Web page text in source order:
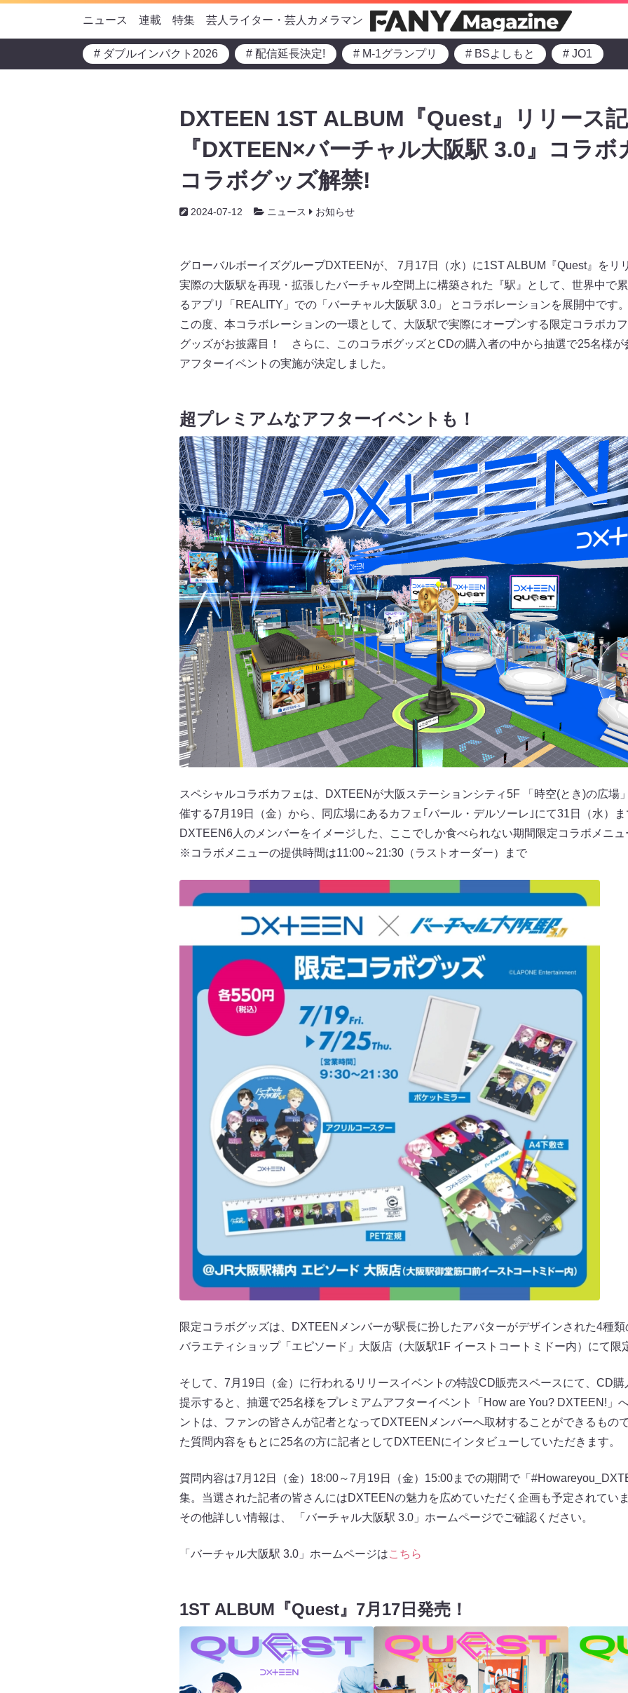
ニュース 連載 特集 芸人ライター・芸人カメラマン
# ダブルインパクト2026 # 配信延長決定! # M-1グランプリ # BSよしもと # JO1
DXTEEN 1ST ALBUM『Quest』リリース
『DXTEEN×バーチャル大阪駅 3.0』コラ
コラボグッズ解禁!
2024-07-12 ニュース お知らせ
グローバルボーイズグループDXTEENが、 7月17日（水）に1ST ALBUM『Quest』をリ
実際の大阪駅を再現・拡張したバーチャル空間上に構築された『駅』として、世界中で
るアプリ「REALITY」での「バーチャル大阪駅 3.0」 とコラボレーションを展開中です
この度、本コラボレーションの一環として、大阪駅で実際にオープンする限定コラボカ
グッズがお披露目！ さらに、このコラボグッズとCDの購入者の中から抽選で25名様が
アフターイベントの実施が決定しました。
超プレミアムなアフターイベントも！
スペシャルコラボカフェは、DXTEENが大阪ステーションシティ5F 「時空(とき)の広場
催する7月19日（金）から、同広場にあるカフェ｢バール・デルソーレ｣にて31日（水）
DXTEEN6人のメンバーをイメージした、ここでしか食べられない期間限定コラボメニ
※コラボメニューの提供時間は11:00～21:30（ラストオーダー）まで
限定コラボグッズは、DXTEENメンバーが駅長に扮したアバターがデザインされた4種
バラエティショップ「エピソード」大阪店（大阪駅1F イーストコートミドー内）にて限
そして、7月19日（金）に行われるリリースイベントの特設CD販売スペースにて、CD
提示すると、抽選で25名様をプレミアムアフターイベント「How are You? DXTEEN!」
ントは、ファンの皆さんが記者となってDXTEENメンバーへ取材することができるもの
た質問内容をもとに25名の方に記者としてDXTEENにインタビューしていただきます。
質問内容は7月12日（金）18:00～7月19日（金）15:00までの期間で「
集。当選された記者の皆さんにはDXTEENの魅力を広めていただく企画も予定されてい
その他詳しい情報は、 「バーチャル大阪駅 3.0」ホームページでご確認ください。
「バーチャル大阪駅 3.0」ホームページはこちら
1ST ALBUM『Quest』7⽉17⽇発売！